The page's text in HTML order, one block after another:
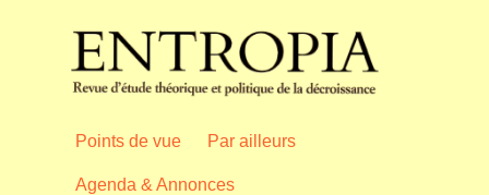
Points de vue Par ailleurs
Agenda & Annonces